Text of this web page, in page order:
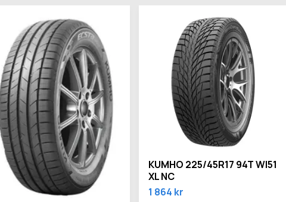
KUMHO 225/45R17 94T WI51
XL NC
1 864 kr